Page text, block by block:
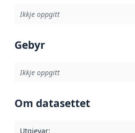
Ikkje oppgitt
Gebyr
Ikkje oppgitt
Om datasettet
Utgjevar: